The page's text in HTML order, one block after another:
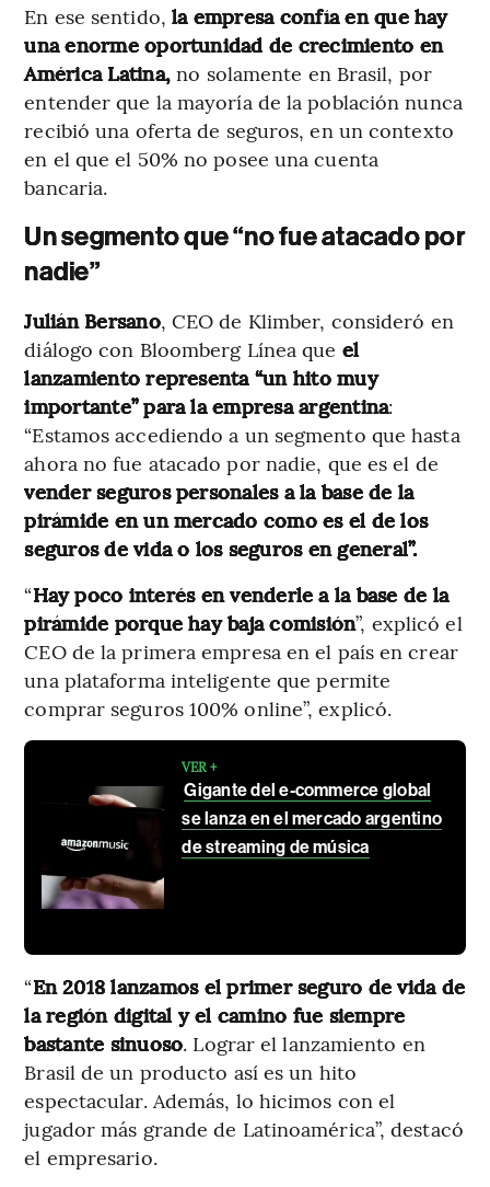
En ese sentido, la empresa confía en que hay
una enorme oportunidad de crecimiento en
América Latina,no solamente en Brasil, por
entender que la mayoría de la población nunca
recibió una oferta de seguros, en un contexto
en el que el 50% no posee una cuenta
bancaria.
Un segmento que “no fue atacado por
nadie”
Julián Bersano, CEO de Klimber, consideró en
diálogo con Bloomberg Línea que el
lanzamiento representa “un hito muy
importante” para la empresa argentina:
“Estamos accediendo a un segmento que hasta
ahora no fue atacado por nadie, que es el de
vender seguros personales a la base de la
pirámide en un mercado como es el de los
seguros de vida o los seguros en general”.
“Hay poco interés en venderle a la base de la
pirámide porque hay baja comisión”, explicó el
CEO de la primera empresa en el país en crear
una plataforma inteligente que permite
comprar seguros 100% online”, explicó.
VER +
Gigante del e-commerce global
se lanza en el mercado argentino
de streaming de música
“En 2018 lanzamos el primer seguro de vida de
la región digital y el camino fue siempre
bastante sinuoso. Lograr el lanzamiento en
Brasil de un producto así es un hito
espectacular. Además, lo hicimos con el
jugador más grande de Latinoamérica”, destacó
el empresario.